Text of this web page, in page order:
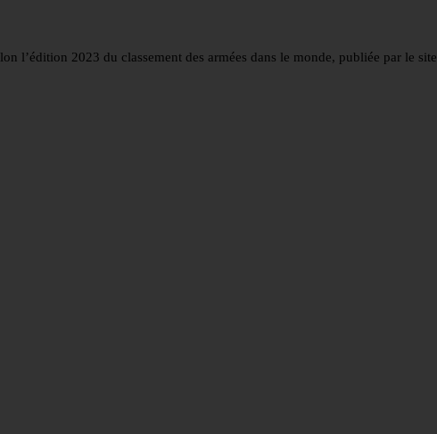
l’édition 2023 du classement des armées dans le monde, publiée par le site